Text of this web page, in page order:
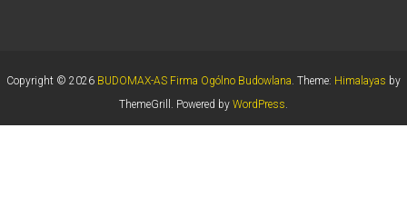
Copyright © 2026 BUDOMAX-AS Firma Ogólno Budowlana. Theme: Himalayas by
ThemeGrill. Powered by WordPress.